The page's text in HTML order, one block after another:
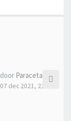
door Paraceta
07 dec 2021, 21:40